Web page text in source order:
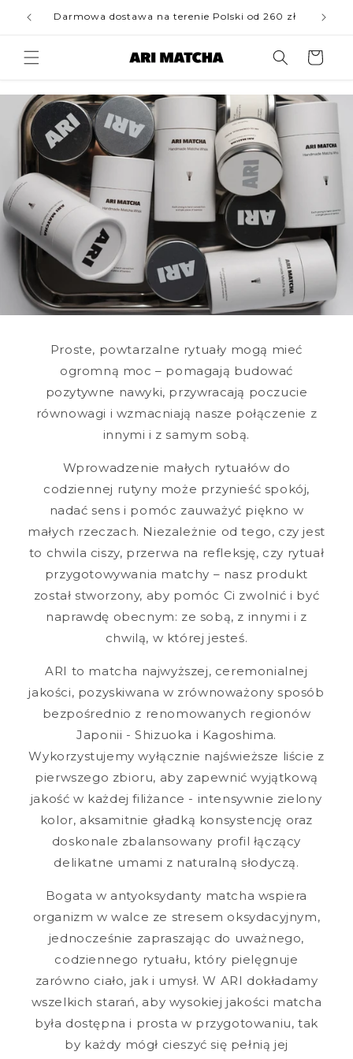
do
Darmowa dostawa na terenie Polski od 260 zł
Koszyk
Proste, powtarzalne rytuały mogą mieć
ogromną moc – pomagają budować
pozytywne nawyki, przywracają poczucie
równowagi i wzmacniają nasze połączenie z
innymi i z samym sobą.
Wprowadzenie małych rytuałów do
codziennej rutyny może przynieść spokój,
nadać sens i pomóc zauważyć piękno w
małych rzeczach. Niezależnie od tego, czy jest
to chwila ciszy, przerwa na refleksję, czy rytuał
przygotowywania matchy – nasz produkt
został stworzony, aby pomóc Ci zwolnić i być
naprawdę obecnym: ze sobą, z innymi i z
chwilą, w której jesteś.
ARI to matcha najwyższej, ceremonialnej
jakości, pozyskiwana w zrównoważony sposób
bezpośrednio z renomowanych regionów
Japonii - Shizuoka i Kagoshima.
Wykorzystujemy wyłącznie najświeższe liście z
pierwszego zbioru, aby zapewnić wyjątkową
jakość w każdej filiżance - intensywnie zielony
kolor, aksamitnie gładką konsystencję oraz
doskonale zbalansowany profil łączący
delikatne umami z naturalną słodyczą.
Bogata w antyoksydanty matcha wspiera
organizm w walce ze stresem oksydacyjnym,
jednocześnie zapraszając do uważnego,
codziennego rytuału, który pielęgnuje
zarówno ciało, jak i umysł. W ARI dokładamy
wszelkich starań, aby wysokiej jakości matcha
była dostępna i prosta w przygotowaniu, tak
by każdy mógł cieszyć się pełnią jej